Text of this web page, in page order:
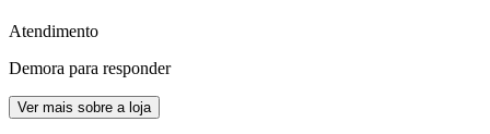
Atendimento
Demora para responder
Ver mais sobre a loja